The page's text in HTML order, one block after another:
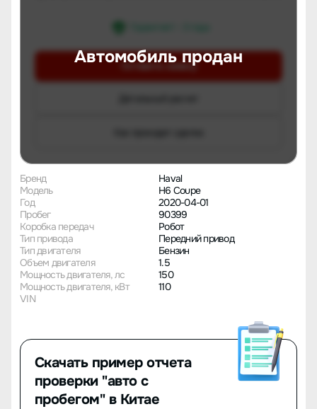
Автомобиль продан
Оставить заявку
Бренд
Haval
Модель
H6 Coupe
Год
2020-04-01
Пробег
90399
Коробка передач
Робот
Тип привода
Передний привод
Тип двигателя
Бензин
Объем двигателя
1.5
Мощность двигателя, лс
150
Мощность двигателя, кВт
110
VIN
Скачать пример отчета
проверки "авто с
пробегом" в Китае